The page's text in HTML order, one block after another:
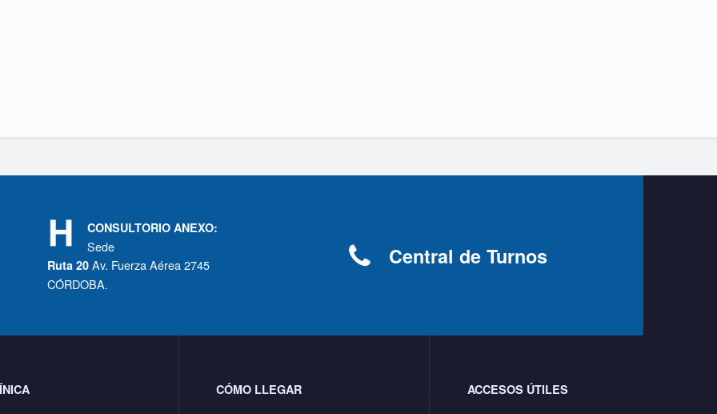
CONSULTORIO ANEXO:
Sede
Ruta 20Av. Fuerza Aérea 2745
CÓRDOBA.
Central de Turnos
CÓMO LLEGAR ACCESOS ÚTILES